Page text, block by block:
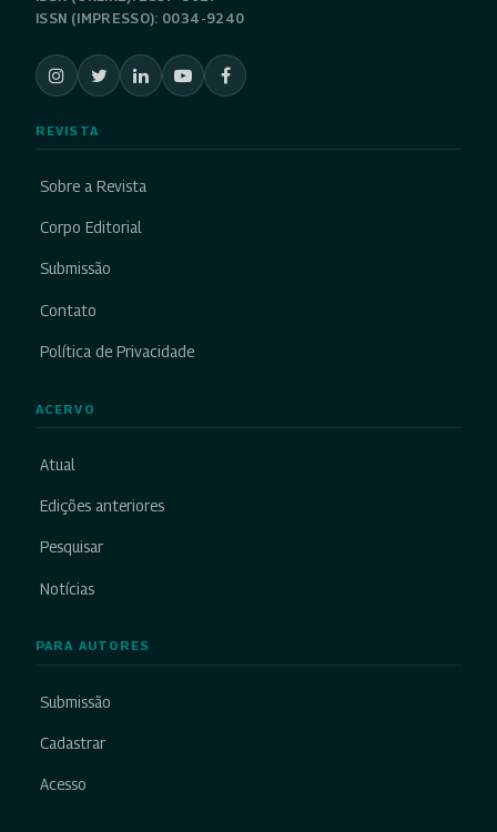
ISSN (IMPRESSO): 0034-9240
REVISTA
Sobre a Revista
Corpo Editorial
Submissão
Contato
Política de Privacidade
ACERVO
Atual
Edições anteriores
Pesquisar
Notícias
PARA AUTORES
Submissão
Cadastrar
Acesso